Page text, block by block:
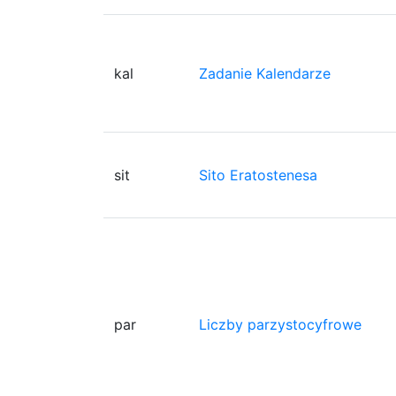
kal Zadanie Kalendarze
sit Sito Eratostenesa
par Liczby parzystocyfrowe